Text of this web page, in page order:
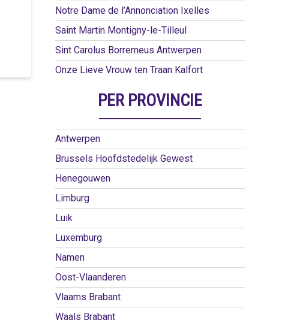
Notre Dame de l’Annonciation Ixelles
Saint Martin Montigny-le-Tilleul
Sint Carolus Borremeus Antwerpen
Onze Lieve Vrouw ten Traan Kalfort
PER PROVINCIE
Antwerpen
Brussels Hoofdstedelijk Gewest
Henegouwen
Limburg
Luik
Luxemburg
Namen
Oost-Vlaanderen
Vlaams Brabant
Waals Brabant